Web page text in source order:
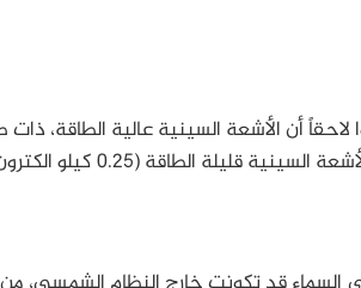
أن الأشعة السينية عالية الطاقة، ذات
أخرى، لكن أصل الأشعة السينية قليلة الطاقة (0.25 كيلو